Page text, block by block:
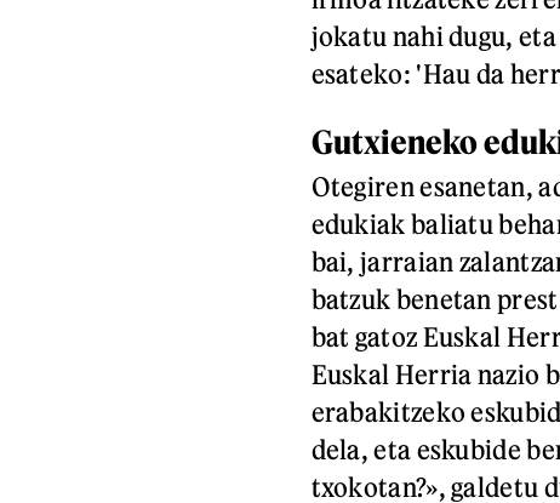
jokatu nahi dugu,
esateko: 'Hau da
Gutxieneko
Otegiren esanetan,
edukiak baliatu
bai, jarraian
batzuk benetan
bat gatoz Euskal
Euskal Herria nazio
erabakitzeko
dela, eta eskubide
txokotan?», galdetu